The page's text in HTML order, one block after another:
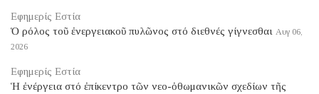
Εφημερίς Εστία
Ὁ ρόλος τοῦ ἐνεργειακοῦ πυλῶνος στό διεθνές γίγνεσθαι Αυγ 06,
2026
Εφημερίς Εστία
Ἡ ἐνέργεια στό ἐπίκεντρο τῶν νεο-ὀθωμανικῶν σχεδίων τῆς